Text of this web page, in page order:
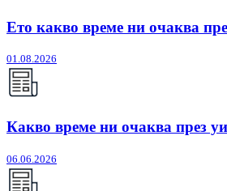
Ето какво време ни очаква
01.08.2026
Какво време ни очаква през
06.06.2026